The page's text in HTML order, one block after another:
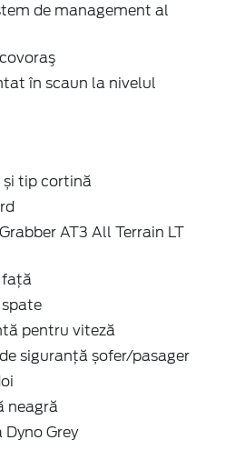
de management al
în scaun la nivelul
tip cortină
AT3 All Terrain LT
față
pentru viteză
siguranță șofer/pasager
neagră
Grey